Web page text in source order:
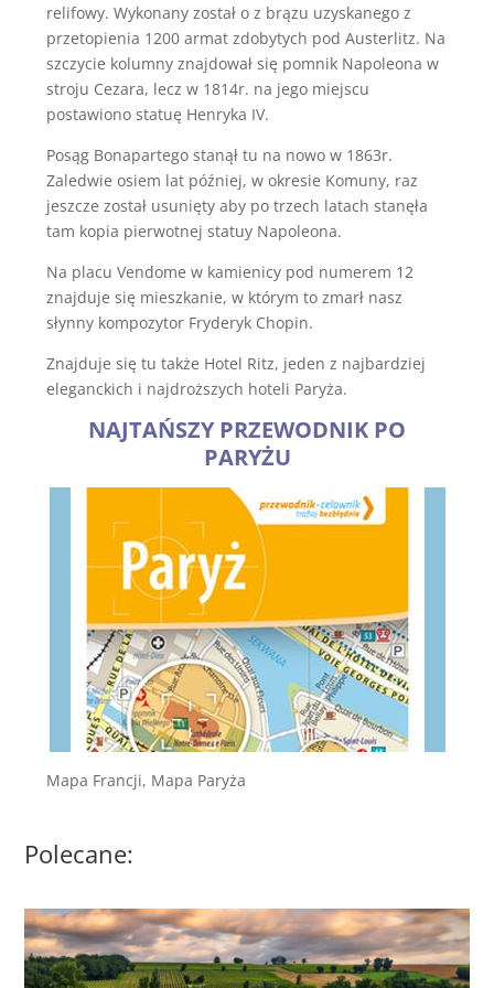
relifowy. Wykonany został o z brązu uzyskanego z
przetopienia 1200 armat zdobytych pod Austerlitz. Na
szczycie kolumny znajdował się pomnik Napoleona w
stroju Cezara, lecz w 1814r. na jego miejscu
postawiono statuę Henryka IV.
Posąg Bonapartego stanął tu na nowo w 1863r.
Zaledwie osiem lat później, w okresie Komuny, raz
jeszcze został usunięty aby po trzech latach stanęła
tam kopia pierwotnej statuy Napoleona.
Na placu Vendome w kamienicy pod numerem 12
znajduje się mieszkanie, w którym to zmarł nasz
słynny kompozytor Fryderyk Chopin.
Znajduje się tu także Hotel Ritz, jeden z najbardziej
eleganckich i najdroższych hoteli Paryża.
NAJTAŃSZY PRZEWODNIK PO
PARYŻU
Mapa Francji, Mapa Paryża
Polecane: